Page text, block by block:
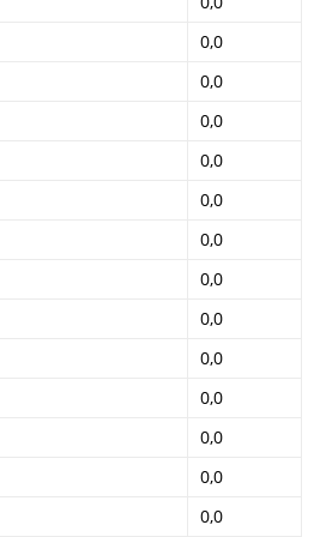
0,0
0,0
0,0
0,0
0,0
0,0
0,0
0,0
0,0
0,0
0,0
0,0
0,0